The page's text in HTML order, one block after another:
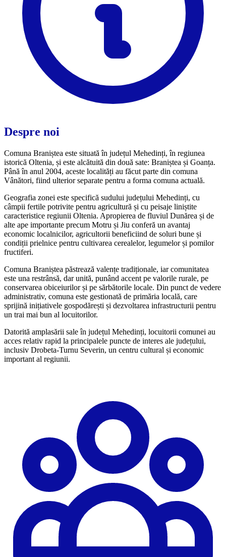
Despre noi
Comuna Braniștea este situată în județul Mehedinți, în regiunea
istorică Oltenia, și este alcătuită din două sate: Braniștea și Goanța.
Până în anul 2004, aceste localități au făcut parte din comuna
Vânători, fiind ulterior separate pentru a forma comuna actuală.
Geografia zonei este specifică sudului județului Mehedinți, cu
câmpii fertile potrivite pentru agricultură și cu peisaje liniștite
caracteristice regiunii Oltenia. Apropierea de fluviul Dunărea și de
alte ape importante precum Motru și Jiu conferă un avantaj
economic localnicilor, agricultorii beneficiind de soluri bune și
condiții prielnice pentru cultivarea cerealelor, legumelor și pomilor
fructiferi.
Comuna Braniștea păstrează valențe tradiționale, iar comunitatea
este una restrânsă, dar unită, punând accent pe valorile rurale, pe
conservarea obiceiurilor și pe sărbătorile locale. Din punct de vedere
administrativ, comuna este gestionată de primăria locală, care
sprijină inițiativele gospodărești și dezvoltarea infrastructurii pentru
un trai mai bun al locuitorilor.
Datorită amplasării sale în județul Mehedinți, locuitorii comunei au
acces relativ rapid la principalele puncte de interes ale județului,
inclusiv Drobeta-Turnu Severin, un centru cultural și economic
important al regiunii.